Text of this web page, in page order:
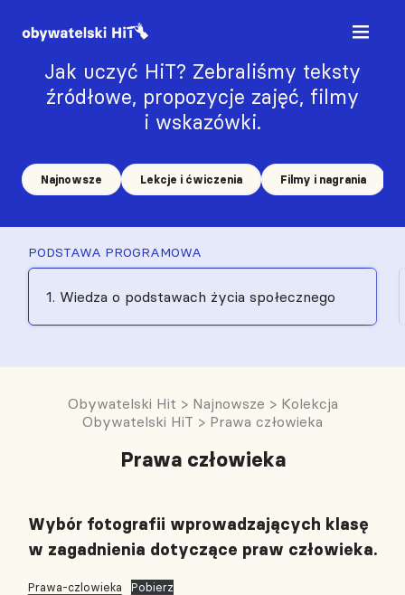
Jak uczyć HiT? Zebraliśmy teksty
źródłowe, propozycje zajęć, filmy
i wskazówki.
Najnowsze Lekcje i ćwiczenia Filmy i nagrania
PODSTAWA PROGRAMOWA
1. Wiedza o podstawach życia społecznego
Obywatelski Hit > Najnowsze > Kolekcja
Obywatelski HiT > Prawa człowieka
Prawa człowieka
Wybór fotografii wprowadzających klasę
w zagadnienia dotyczące praw człowieka.
Prawa-czlowieka Pobierz